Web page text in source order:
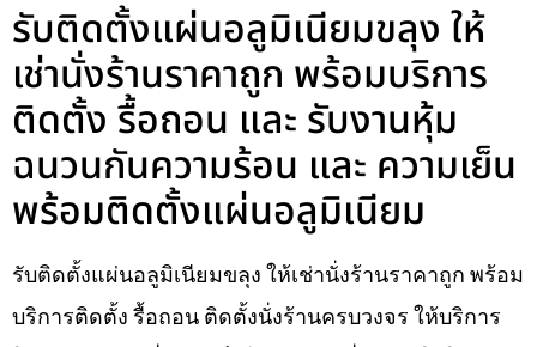
รับติดตั้งแผ่นอลูมิเนียมขลุง ให้
เช่านั่งร้านราคาถูก พร้อมบริการ
ติดตั้ง รื้อถอน และ รับงานหุ้ม
ฉนวนกันความร้อน และ ความเย็น
พร้อมติดตั้งแผ่นอลูมิเนียม
รับติดตั้งแผ่นอลูมิเนียมขลุง ให้เช่านั่งร้านราคาถูก พร้อม
บริการติดตั้ง รื้อถอน ติดตั้งนั่งร้านครบวงจร ให้บริการ